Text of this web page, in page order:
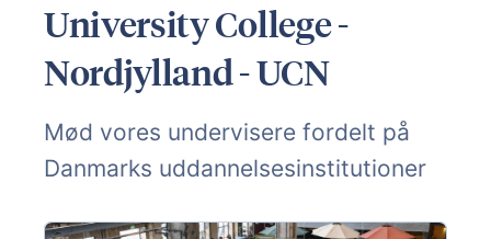
University College -
Nordjylland - UCN
Mød vores undervisere fordelt på
Danmarks uddannelsesinstitutioner